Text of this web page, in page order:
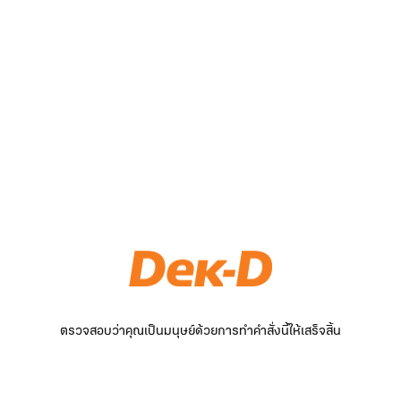
ตรวจสอบว่าคุณเป็นมนุษย์ด้วยการทำคำสั่งนี้ให้เสร็จสิ้น